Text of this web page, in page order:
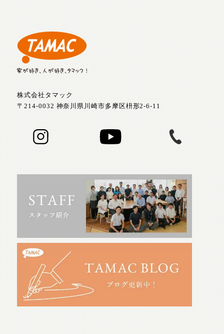
株式会社タマック
〒214-0032 神奈川県川崎市多摩区枡形2-6-11